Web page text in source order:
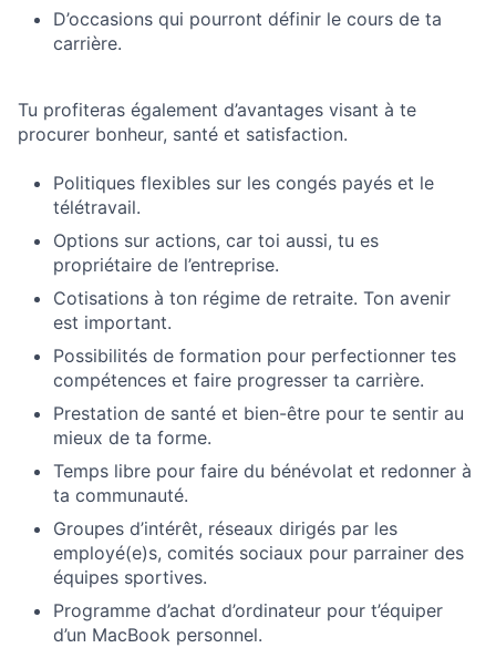
D’occasions qui pourront définir le cours de ta
carrière.
Tu profiteras également d’avantages visant à te
procurer bonheur, santé et satisfaction.
Politiques flexibles sur les congés payés et le
télétravail.
Options sur actions, car toi aussi, tu es
propriétaire de l’entreprise.
Cotisations à ton régime de retraite. Ton avenir
est important.
Possibilités de formation pour perfectionner tes
compétences et faire progresser ta carrière.
Prestation de santé et bien-être pour te sentir au
mieux de ta forme.
Temps libre pour faire du bénévolat et redonner à
ta communauté.
Groupes d’intérêt, réseaux dirigés par les
employé(e)s, comités sociaux pour parrainer des
équipes sportives.
Programme d’achat d’ordinateur pour t’équiper
d’un MacBook personnel.